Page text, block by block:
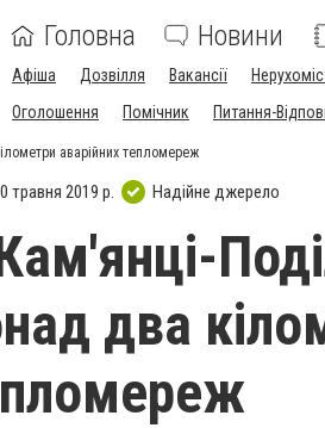
Головна Новини
Афіша Дозвілля Вакансії
Оголошення
Помічник Питання-
аварійних тепломереж
травня 2019 р. Надійне джерело
два